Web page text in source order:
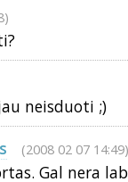
neisduoti ;)
(2008 02 07 14:49)
Gal nera